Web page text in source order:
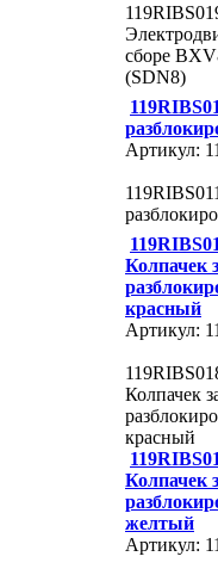
сборе
(SDN8)
Артикул:
Колпачек
красный
Артикул:
Колпачек
красный
Колпачек
желтый
Артикул: